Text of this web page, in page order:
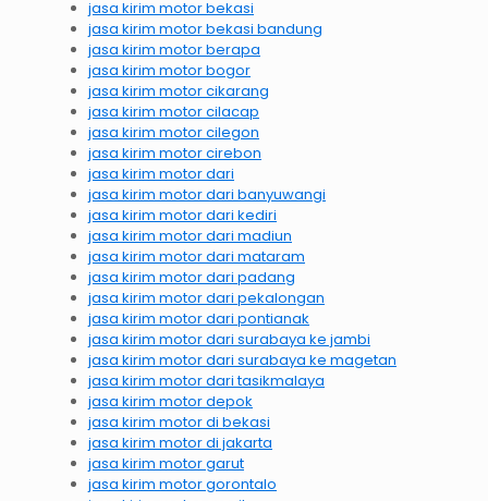
jasa kirim motor bekasi
jasa kirim motor bekasi bandung
jasa kirim motor berapa
jasa kirim motor bogor
jasa kirim motor cikarang
jasa kirim motor cilacap
jasa kirim motor cilegon
jasa kirim motor cirebon
jasa kirim motor dari
jasa kirim motor dari banyuwangi
jasa kirim motor dari kediri
jasa kirim motor dari madiun
jasa kirim motor dari mataram
jasa kirim motor dari padang
jasa kirim motor dari pekalongan
jasa kirim motor dari pontianak
jasa kirim motor dari surabaya ke jambi
jasa kirim motor dari surabaya ke magetan
jasa kirim motor dari tasikmalaya
jasa kirim motor depok
jasa kirim motor di bekasi
jasa kirim motor di jakarta
jasa kirim motor garut
jasa kirim motor gorontalo